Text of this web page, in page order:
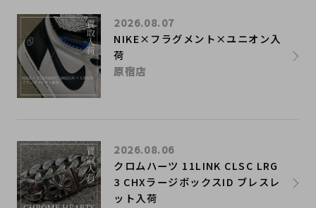
NIKE×フラグメント×ユニオン入
荷
2026.08.07
原宿店
クロムハーツ 11LINK CLSC LRG
3 CHXラージボックスID ブレスレ
ット入荷
2026.08.06